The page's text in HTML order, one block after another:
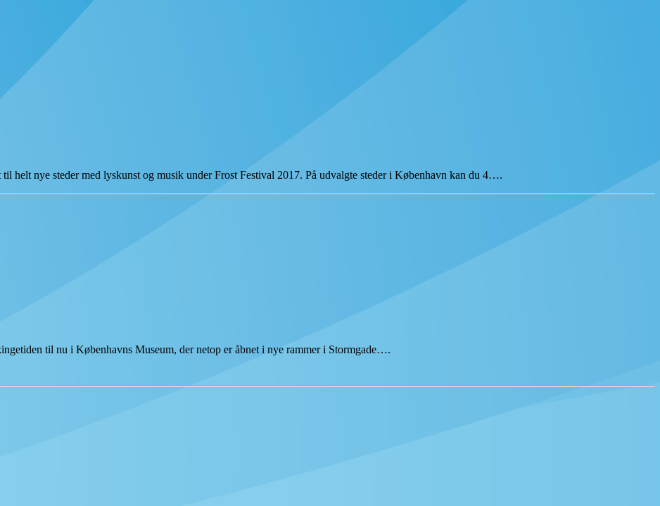
helt nye steder med lyskunst og musik under Frost Festival 2017. På udvalgte steder i København kan du 4….
til nu i Københavns Museum, der netop er åbnet i nye rammer i Stormgade….